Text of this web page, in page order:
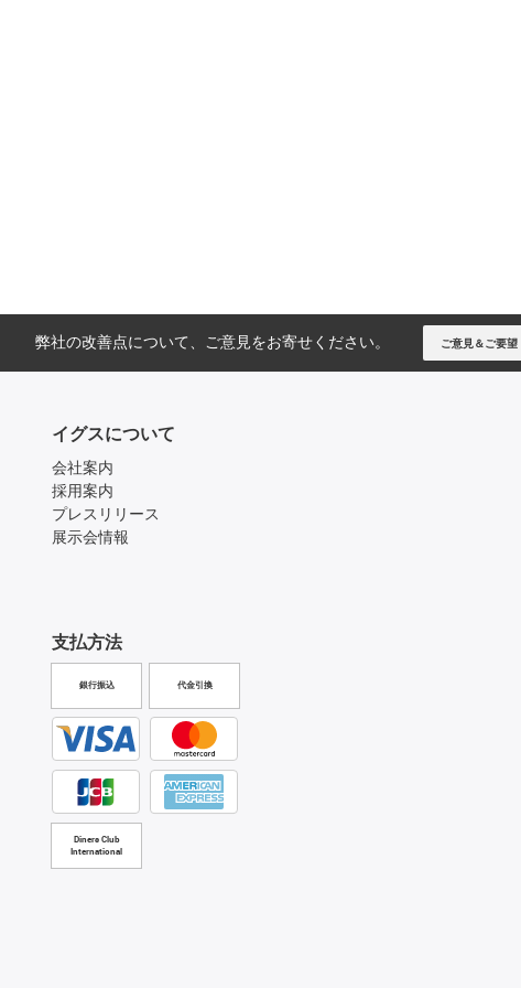
弊社の改善点について、ご意見をお寄せください。 ご意見＆ご要望
イグスについて
会社案内
採用案内
プレスリリース
展示会情報
支払方法
銀行振込 代金引換
Diners Club
International